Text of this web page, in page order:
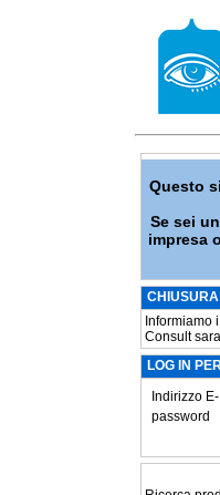
Questo
Se sei
impresa
Informiamo
Consult
LOG IN
Indirizzo E-
password